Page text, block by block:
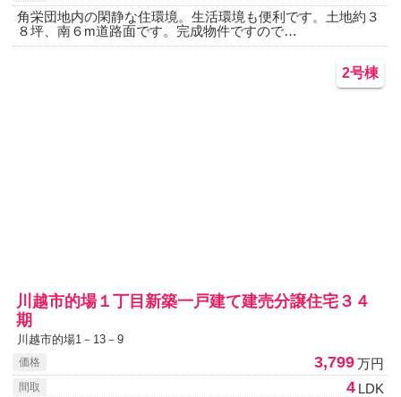
角栄団地内の閑静な住環境。生活環境も便利です。土地約３
８坪、南６m道路面です。完成物件ですので…
2号棟
川越市的場１丁目新築一戸建て建売分譲住宅３４
期
川越市的場1－13－9
価格 3,799 万円
間取 4 LDK